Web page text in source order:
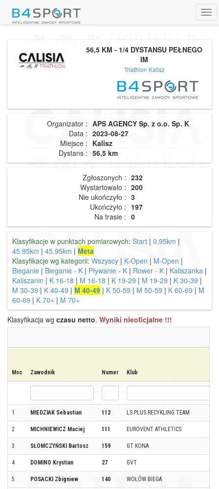
56,5 KM - 1/4 DYSTANSU PEŁNEGO
IM
Triathlon Kalisz
Organizator : APS AGENCY Sp. z o.o. Sp. K
Data : 2023-08-27
Miejsce : Kalisz
Dystans : 56,5 km
Zgłoszonych : 232
Wystartowało : 200
Nie ukończyło : 3
Ukończyło : 197
Na trasie : 0
Klasyfikacje w punktach pomiarowych: Start | 0.95km |
45.95km | 45.95km | Meta
Klasyfikacje wg kategorii: Wszyscy | K-Open | M-Open |
Bieganie | Bieganie - K | Pływanie - K | Rower - K | Kaliszanka |
Kaliszanin | K 16-18 | M 16-18 | K 19-29 | M 19-29 | K 30-39 |
M 30-39 | K 40-49 | M 40-49 | K 50-59 | M 50-59 | K 60-69 | M
60-69 | K 70+ | M 70+
Klasyfikacja wg czasu netto. Wyniki nieoficjalne !!!
Msc Zawodnik Numer Klub
1 MIEDZIAK Sebastian 112 LS PLUS RECYKLING TEAM
2 MICHNIEWICZ Maciej 111 EUROVENT ATHLETICS
3 SŁOMCZYŃSKI Bartosz 159 GT KONA
4 DOMINO Krystian 27 GVT
5 POSACKI Zbigniew 140 WOŁÓW BIEGA